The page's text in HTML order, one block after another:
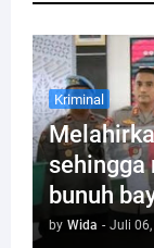
Kriminal
sehingga
bunuh
by Wida - Juli